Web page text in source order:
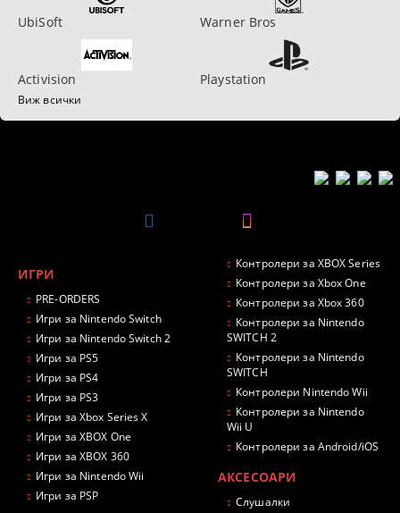
UbiSoft Warner Bros
Activision Playstation
Виж всички
ИГРИ
PRE-ORDERS
Игри за Nintendo Switch
Игри за Nintendo Switch 2
Игри за PS5
Игри за PS4
Игри за PS3
Игри за Xbox Series X
Игри за XBOX One
Игри за XBOX 360
Игри за Nintendo Wii
Игри за PSP
Контролери за XBOX Series
Контролери за Xbox One
Контролери за Xbox 360
Контролери за Nintendo
SWITCH 2
Контролери за Nintendo
SWITCH
Контролери Nintendo Wii
Контролери за Nintendo
Wii U
Контролери за Android/iOS
АКСЕСОАРИ
Слушалки